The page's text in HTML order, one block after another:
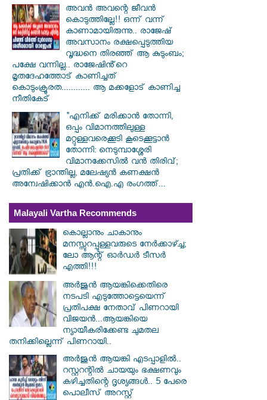
അവൻ അവന്റെ ജീവൻ
കൊടുത്തില്ലേ!! ഒന്ന് വന്ന്
കാണാമായിരുന്നു.. രാജേഷ്
അവസാനം രക്ഷപ്പെടുത്തിയ
വൃദ്ധനെ തിരഞ്ഞ് ആ കുടുംബം;
പക്ഷേ വന്നില്ല.. രാജേഷിൻ്റെ
മൃതദേഹത്തോട് കാണിച്ചത്
കൊടുംക്രൂരത............ ആ മക്കളോട് കാണിച്ച
നീതികേട്
"എനിക്ക് മരിക്കാൻ തോന്നി,
ഒപ്പം വിമാനത്തിലുള്ള
മറ്റുള്ളവരെക്കൂടി കൂടെക്കൂട്ടാൻ
തോന്നി: നെടുമ്പാശ്ശേരി
വിമാനക്കേസിൽ വൻ തിരിവ്;
പ്രതിക്ക് ഭ്രാന്തില്ല, മലേഷ്യൻ കണക്ഷൻ
അന്വേഷിക്കാൻ എൻ.ഐ.എ രംഗത്ത്...
Malayali Vartha Recommends
കൊല്ലാനും ചാകാനും
മനസ്സുറപ്പുള്ളവരുടെ നേർക്കാഴ്ച്ച;
ലോ ആന്റ് ഓർഡർ ടീസർ
എത്തി!!!
അർജുൻ ആയങ്കിക്കെതിരെ
നടപടി എടുത്തോട്ടെയെന്ന്
പ്രതിപക്ഷ നേതാവ് പിണറായി
വിജയൻ...ആയങ്കിയെ
ന്യായീകരിക്കേണ്ട ചുമതല
തനിക്കില്ലെന്ന് പിണറായി..
അർജുൻ ആയങ്കി എടപ്പാളിൽ..
റസ്റ്ററന്റിൽ ചായയും ഭക്ഷണവും
കഴിച്ചതിന്റെ ദൃശ്യങ്ങൾ.. 5 പേരെ
പൊലീസ് അറസ്റ്റ്